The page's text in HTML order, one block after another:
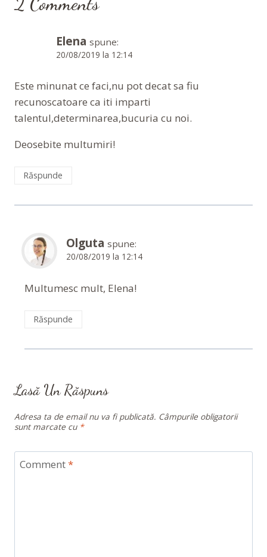
Elena spune:
20/08/2019 la 12:14
Este minunat ce faci,nu pot decat sa fiu
recunoscatoare ca iti imparti
talentul,determinarea,bucuria cu noi.
Deosebite multumiri!
Răspunde
Olguta spune:
20/08/2019 la 12:14
Multumesc mult, Elena!
Răspunde
Lasă Un Răspuns
Adresa ta de email nu va fi publicată. Câmpurile obligatorii
sunt marcate cu *
Comment*